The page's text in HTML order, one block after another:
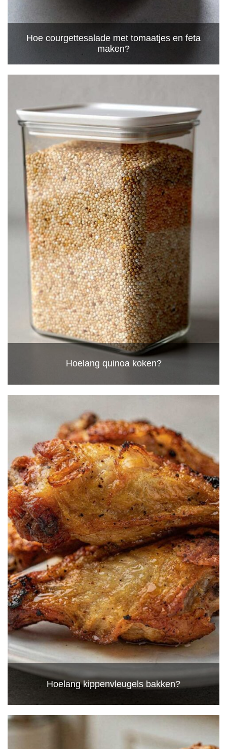
Hoe courgettesalade met tomaatjes en feta
maken?
Hoelang quinoa koken?
Hoelang kippenvleugels bakken?